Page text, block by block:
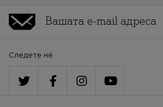
Следете нè